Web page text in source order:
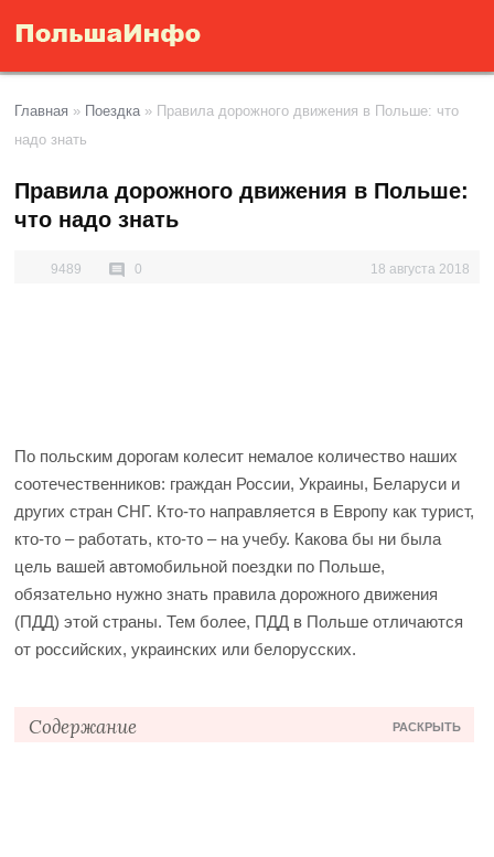
Главная » Поездка» Правила дорожного движения в Польше: что
надо знать
Правила дорожного движения в Польше:
что надо знать
9489 0 18 августа 2018
По польским дорогам колесит немалое количество наших
соотечественников: граждан России, Украины, Беларуси и
других стран СНГ. Кто-то направляется в Европу как турист,
кто-то – работать, кто-то – на учебу. Какова бы ни была
цель вашей автомобильной поездки по Польше,
обязательно нужно знать правила дорожного движения
(ПДД) этой страны. Тем более, ПДД в Польше отличаются
от российских, украинских или белорусских.
Содержание РАСКРЫТЬ